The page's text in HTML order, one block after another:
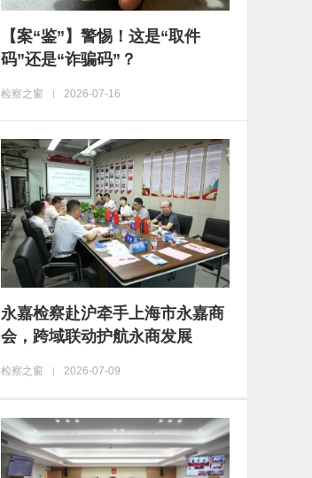
【案“鉴”】警惕！这是“取件
码”还是“诈骗码”？
检察之窗 2026-07-16
永嘉检察赴沪牵手上海市永嘉商
会，跨域联动护航永商发展
检察之窗 2026-07-09